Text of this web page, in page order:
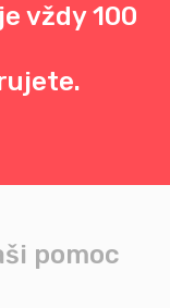
vždy 100
pomoc